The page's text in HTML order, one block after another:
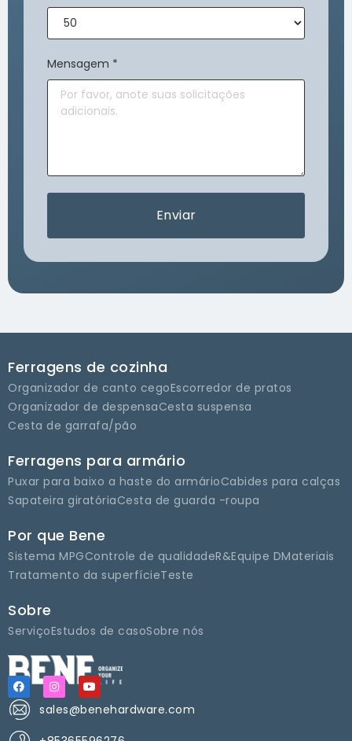
Mensagem *
Enviar
Ferragens de cozinha
Organizador de canto cegoEscorredor de pratos
Organizador de despensaCesta suspensa
Cesta de garrafa/pão
Ferragens para armário
Puxar para baixo a haste do armárioCabides para calças
Sapateira giratóriaCesta de guarda -roupa
Por que Bene
Sistema MPGControle de qualidadeR&Equipe DMateriais
Tratamento da superfícieTeste
Sobre
ServiçoEstudos de casoSobre nós
sales@benehardware.com